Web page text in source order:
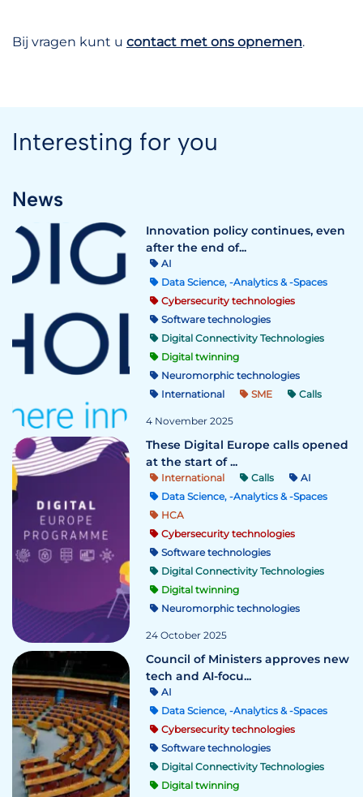
Bij vragen kunt u contact met ons opnemen.
Interesting for you
News
Innovation policy continues, even
after the end of...
AI
Data Science, -Analytics & -Spaces
Cybersecurity technologies
Software technologies
Digital Connectivity Technologies
Digital twinning
Neuromorphic technologies
International
SME Calls
4 November 2025
These Digital Europe calls opened
at the start of ...
International Calls
AI
Data Science, -Analytics & -Spaces
HCA
Cybersecurity technologies
Software technologies
Digital Connectivity Technologies
Digital twinning
Neuromorphic technologies
24 October 2025
Council of Ministers approves new
tech and AI-focu...
AI
Data Science, -Analytics & -Spaces
Cybersecurity technologies
Software technologies
Digital Connectivity Technologies
Digital twinning